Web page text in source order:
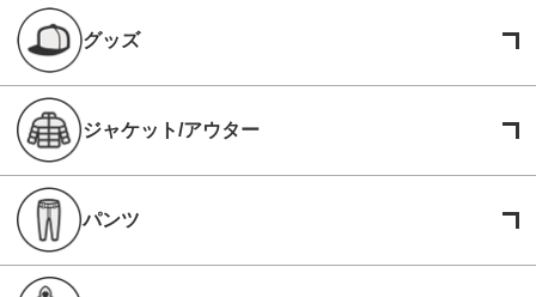
グッズ
ジャケット/アウター
パンツ